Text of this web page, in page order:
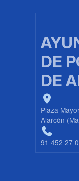
DE
DE
Plaza
Alarcón
91 452 27